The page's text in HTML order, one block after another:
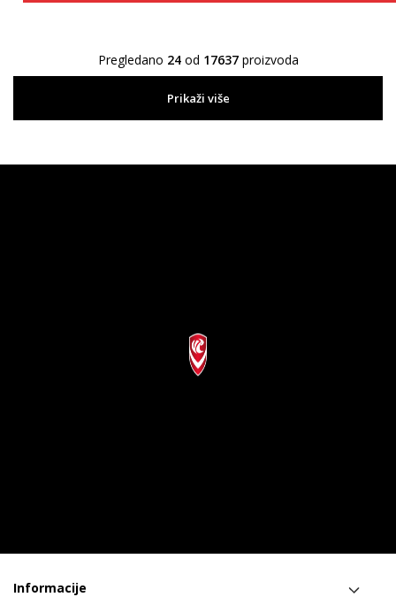
Pregledano 24od 17637proizvoda
Prikaži više
Informacije